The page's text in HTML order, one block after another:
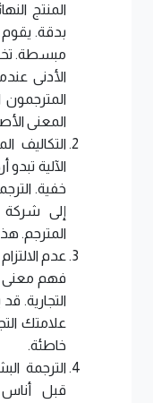
المنتج
بدقة. يقوم
مبسطة.
الأدنى
المترجمون
المعنى
التكاليف
الآلية
خفية.
إلى شركة
المترجم.
عدم
فهم معنى
التجارية.
علامتك
خاطئة.
الترجمة
قبل